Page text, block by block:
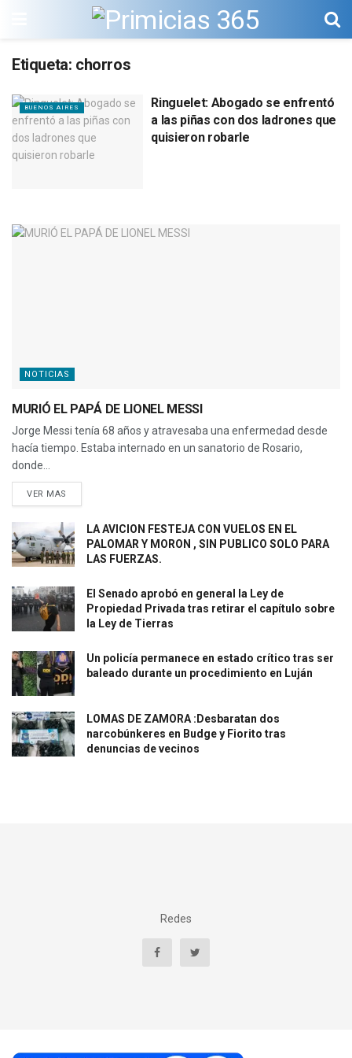
Etiqueta: chorros
BUENOS AIRES
Ringuelet: Abogado se enfrentó
a las piñas con dos ladrones que
quisieron robarle
NOTICIAS
MURIÓ EL PAPÁ DE LIONEL MESSI
Jorge Messi tenía 68 años y atravesaba una enfermedad desde
hacía tiempo. Estaba internado en un sanatorio de Rosario,
donde...
VER MAS
LA AVICION FESTEJA CON VUELOS EN EL
PALOMAR Y MORON , SIN PUBLICO SOLO PARA
LAS FUERZAS.
El Senado aprobó en general la Ley de
Propiedad Privada tras retirar el capítulo sobre
la Ley de Tierras
Un policía permanece en estado crítico tras ser
baleado durante un procedimiento en Luján
LOMAS DE ZAMORA :Desbaratan dos
narcobúnkeres en Budge y Fiorito tras
denuncias de vecinos
Redes